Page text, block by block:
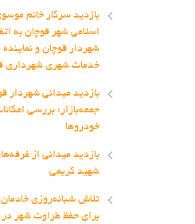
بازدید سرکار خانم
اسلامی شهر قوچان به
شهردار قوچان و
خدمات شهری شهرداری
بازدید میدانی شهردار
جمعه‌بازار؛ بررسی
خودروها
بازدید میدانی از
شهید کریمی
تلاش شبانه‌روزی
برای حفظ طراوت شهر در